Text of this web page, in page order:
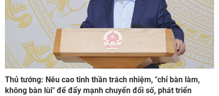
Thủ tướng: Nêu cao tinh thần trách nhiệm, "chỉ bàn làm,
không bàn lùi" để đẩy mạnh chuyển đổi số, phát triển